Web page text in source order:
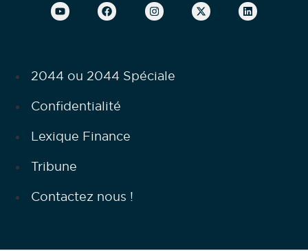
2044 ou 2044 Spéciale
Confidentialité
Lexique Finance
Tribune
Contactez nous !